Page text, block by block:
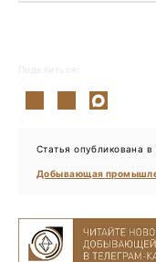
Поделиться:
Статья опубликована
Добывающая